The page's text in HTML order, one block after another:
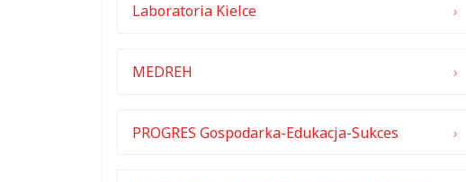
Laboratoria Kielce
MEDREH
PROGRES Gospodarka-Edukacja-Sukces